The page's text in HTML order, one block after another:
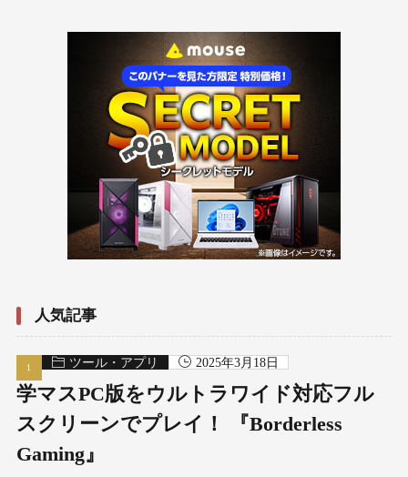
人気記事
ツール・アプリ 2025年3月18日
学マスPC版をウルトラワイド対応フル
スクリーンでプレイ！ 『Borderless
Gaming』